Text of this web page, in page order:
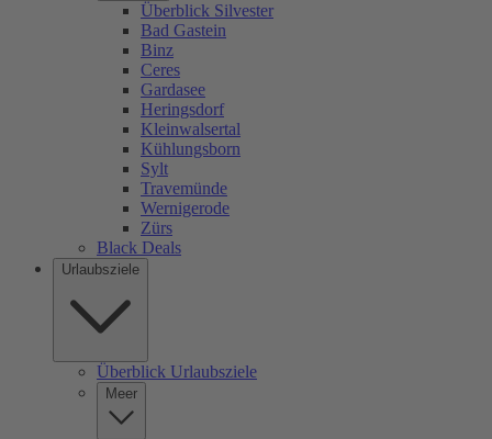
Überblick Silvester
Bad Gastein
Binz
Ceres
Gardasee
Heringsdorf
Kleinwalsertal
Kühlungsborn
Sylt
Travemünde
Wernigerode
Zürs
Black Deals
Urlaubsziele
Überblick Urlaubsziele
Meer